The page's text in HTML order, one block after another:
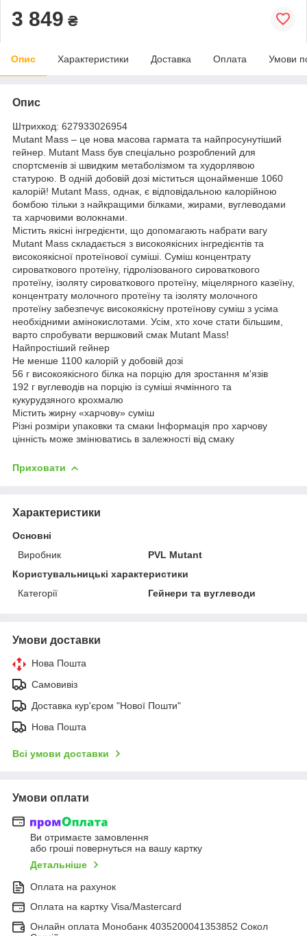
3 849 ₴
Опис Характеристики Доставка Оплата Умови
Опис
Штрихкод: 627933026954
Mutant Mass – це нова масова гармата та найпросунутіший
гейнер. Mutant Mass був спеціально розроблений для
спортсменів зі швидким метаболізмом та худорлявою
статурою. В одній добовій дозі міститься щонайменше 1060
калорій! Mutant Mass, однак, є відповідальною калорійною
бомбою тільки з найкращими білками, жирами, вуглеводами
та харчовими волокнами.
Містить якісні інгредієнти, що допомагають набрати вагу
Mutant Mass складається з високоякісних інгредієнтів та
високоякісної протеїнової суміші. Суміш концентрату
сироваткового протеїну, гідролізованого сироваткового
протеїну, ізоляту сироваткового протеїну, міцелярного казеїну,
концентрату молочного протеїну та ізоляту молочного
протеїну забезпечує високоякісну протеїнову суміш з усіма
необхідними амінокислотами. Усім, хто хоче стати більшим,
варто спробувати вершковий смак Mutant Mass!
Найпростіший гейнер
Не менше 1100 калорій у добовій дозі
56 г високоякісного білка на порцію для зростання м'язів
192 г вуглеводів на порцію із суміші ячмінного та
кукурудзяного крохмалю
Містить жирну «харчову» суміш
Різні розміри упаковки та смаки Інформація про харчову
цінність може змінюватись в залежності від смаку
Приховати
Характеристики
Основні
Виробник
PVL Mutant
Користувальницькі характеристики
Категорії
Гейнери та вуглеводи
Умови доставки
Нова Пошта
Самовивіз
Доставка кур'єром "Нової Пошти"
Нова Пошта
Всі умови доставки
Умови оплати
Ви отримаєте замовлення
або гроші повернуться на вашу картку
Детальніше
Оплата на рахунок
Оплата на картку Visa/Mastercard
Онлайн оплата Монобанк 4035200041353852 Сокол